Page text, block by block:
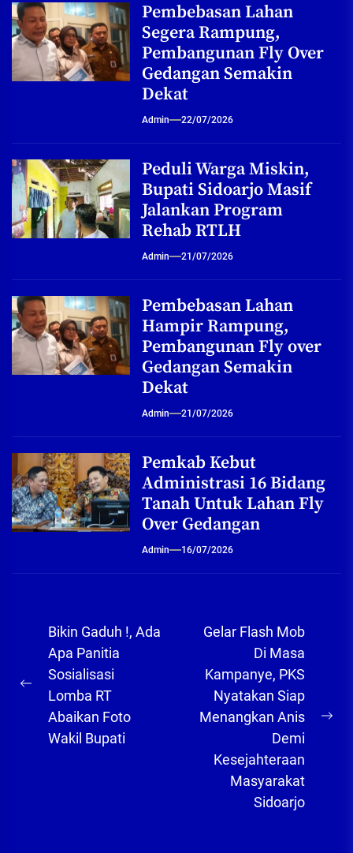
Pembebasan Lahan
Segera Rampung,
Pembangunan Fly Over
Gedangan Semakin
Dekat
Admin 22/07/2026
Peduli Warga Miskin,
Bupati Sidoarjo Masif
Jalankan Program
Rehab RTLH
Admin 21/07/2026
Pembebasan Lahan
Hampir Rampung,
Pembangunan Fly over
Gedangan Semakin
Dekat
Admin 21/07/2026
Pemkab Kebut
Administrasi 16 Bidang
Tanah Untuk Lahan Fly
Over Gedangan
Admin 16/07/2026
Navigasi
pos
Previous
post:
Bikin Gaduh !, Ada
Apa Panitia
Sosialisasi
Lomba RT
Abaikan Foto
Wakil Bupati
Gelar Flash Mob
Di Masa
Kampanye, PKS
Nyatakan Siap
Menangkan Anis
Demi
Kesejahteraan
Masyarakat
Sidoarjo